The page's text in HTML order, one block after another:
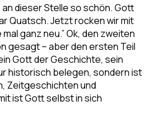
an dieser Stelle so schön. Gott
Quatsch. Jetzt rocken wir mit
ganz neu.” Ok, den zweiten
gesagt – aber den ersten Teil
Gott der Geschichte, sein
historisch belegen, sondern ist
Zeitgeschichten und
ist Gott selbst in sich